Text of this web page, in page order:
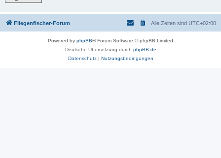
Fliegenfischer-Forum Alle Zeiten sind UTC+02:00
Powered by phpBB® Forum Software © phpBB Limited
Deutsche Übersetzung durch phpBB.de
Datenschutz| Nutzungsbedingungen